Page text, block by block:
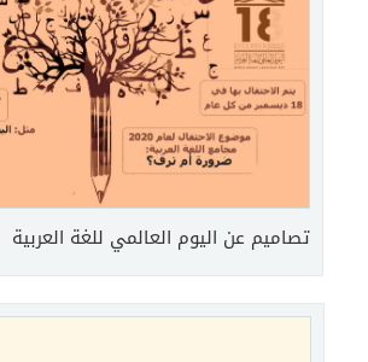
تصاميم عن اليوم العالمي للغة العربية